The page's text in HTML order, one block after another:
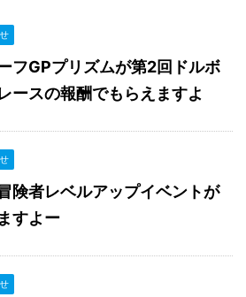
フGPプリズムが第2回ドルボ
ースの報酬でもらえますよ
険者レベルアップイベントが
すよー